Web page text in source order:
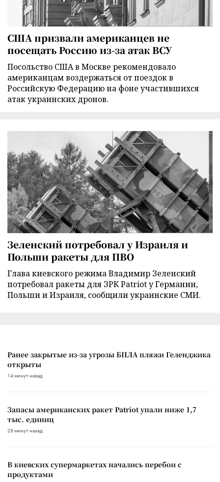
США призвали американцев не
посещать Россию из-за атак ВСУ
Посольство США в Москве рекомендовало
американцам воздержаться от поездок в
Российскую Федерацию на фоне участившихся
атак украинских дронов.
Зеленский потребовал у Израиля и
Польши ракеты для ПВО
Глава киевского режима Владимир Зеленский
потребовал ракеты для ЗРК Patriot у Германии,
Польши и Израиля, сообщили украинские СМИ.
Ранее закрытые из-за угрозы БПЛА пляжи Геленджика
открыты
14 минут назад
Запасы американских ракет Patriot упали ниже 1,7
тыс. единиц
28 минут назад
В киевских супермаркетах начались перебои с
продуктами